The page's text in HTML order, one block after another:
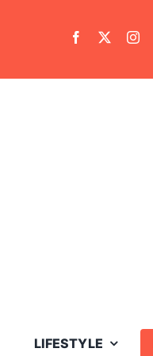
LIFESTYLE